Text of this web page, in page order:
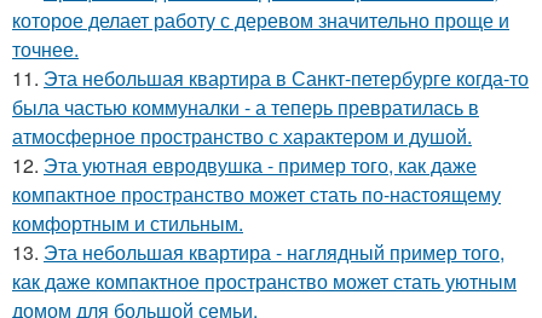
которое делает работу с деревом значительно проще и
точнее.
11. Эта небольшая квартира в Санкт-петербурге когда-то
была частью коммуналки - а теперь превратилась в
атмосферное пространство с характером и душой.
12. Эта уютная евродвушка - пример того, как даже
компактное пространство может стать по-настоящему
комфортным и стильным.
13. Эта небольшая квартира - наглядный пример того,
как даже компактное пространство может стать уютным
домом для большой семьи.